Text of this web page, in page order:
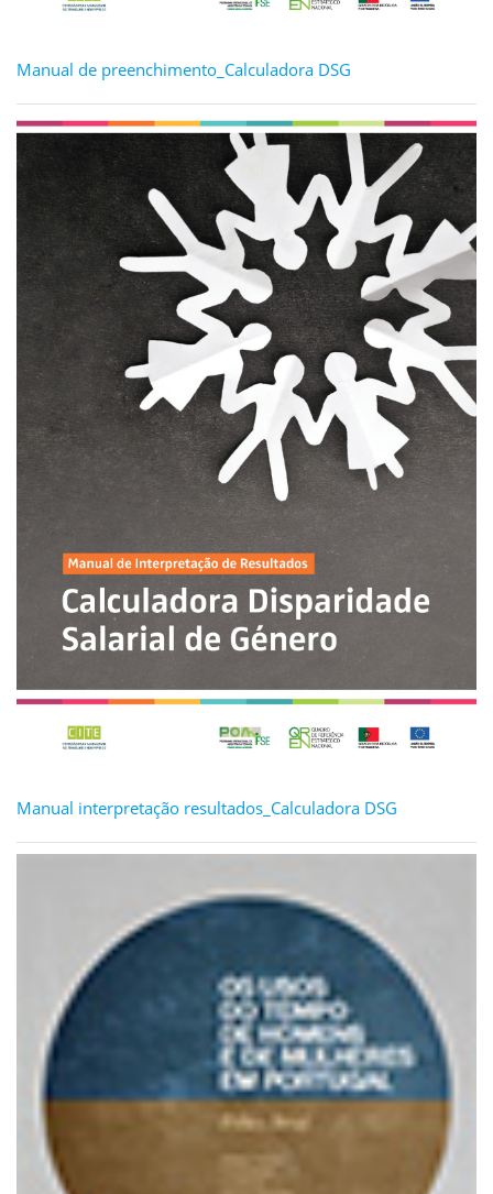
Manual de preenchimento_Calculadora DSG
Manual interpretação resultados_Calculadora DSG